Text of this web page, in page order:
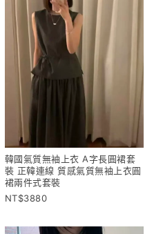
韓國氣質無袖上衣 A字長圓裙套
裝 正韓連線 質感氣質無袖上衣圓
裙兩件式套裝
3880